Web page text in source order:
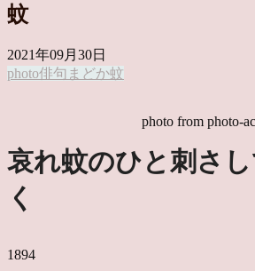
蚊
2021年09月30日
photo俳句 まどか蚊
photo from photo-ac
哀れ蚊のひと刺さ
く
1894